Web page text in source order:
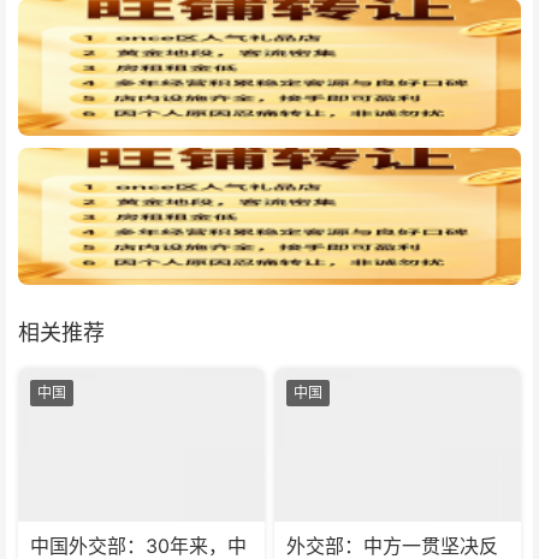
相关推荐
中国
中国外交部：30年来，中
中国
外交部：中方一贯坚决反